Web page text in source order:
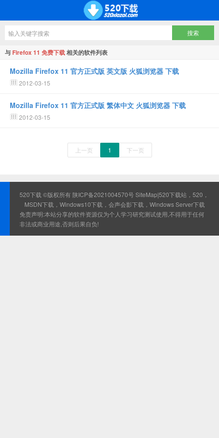
与 Firefox 11 免费下载相关的软件列表
Mozilla Firefox 11 官方正式版 英文版 火狐浏览器 下载
2012-03-15
Mozilla Firefox 11 官方正式版 繁体中文 火狐浏览器 下载
2012-03-15
上一页 1 下一页
520下载 ©版权所有陕ICP备2021004570号SiteMap|520下载站，520，
MSDN下载，Windows10下载，会声会影下载，Windows Server下载
免责声明:本站分享的软件资源仅为个人学习研究测试使用,不得用于任何
非法或商业用途,否则后果自负!